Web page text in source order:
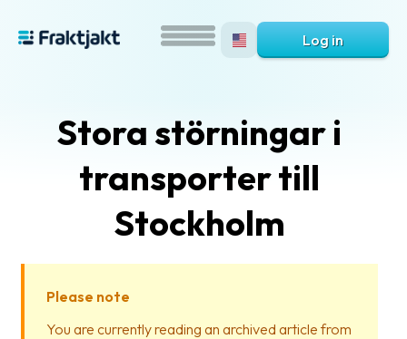
is
Log in
Stora störningar i
transporter till
Stockholm
Please note
You are currently reading an archived article from